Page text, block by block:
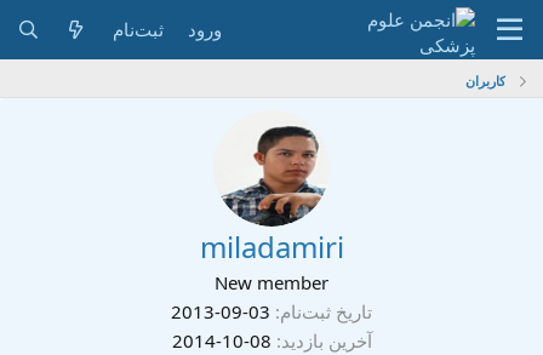
ورود ثبت‌نام
کاربران
miladamiri
New member
تاریخ ثبت‌نام 2013-09-03
آخرین بازدید 2014-10-08